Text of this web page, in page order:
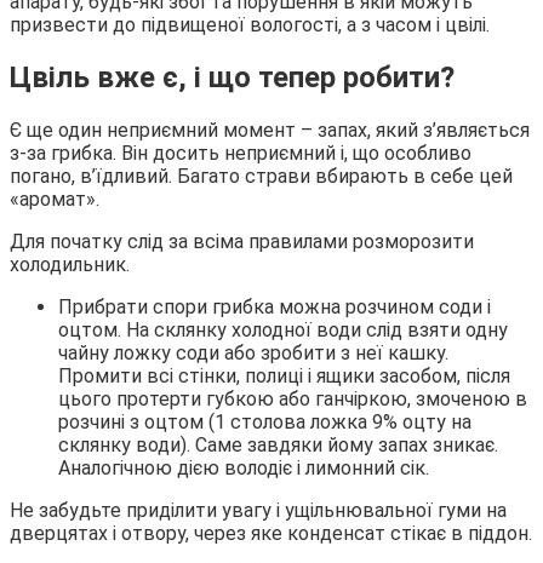
призвести до підвищеної вологості, а з часом і цвілі.
Цвіль вже є, і що тепер робити?
Є ще один неприємний момент – запах, який з’являється
з-за грибка. Він досить неприємний і, що особливо
погано, в’їдливий. Багато страви вбирають в себе цей
«аромат».
Для початку слід за всіма правилами розморозити
холодильник.
Прибрати спори грибка можна розчином соди і
оцтом. На склянку холодної води слід взяти одну
чайну ложку соди або зробити з неї кашку.
Промити всі стінки, полиці і ящики засобом, після
цього протерти губкою або ганчіркою, змоченою в
розчині з оцтом (1 столова ложка 9% оцту на
склянку води). Саме завдяки йому запах зникає.
Аналогічною дією володіє і лимонний сік.
Не забудьте приділити увагу і ущільнювальної гуми на
дверцятах і отвору, через яке конденсат стікає в піддон.